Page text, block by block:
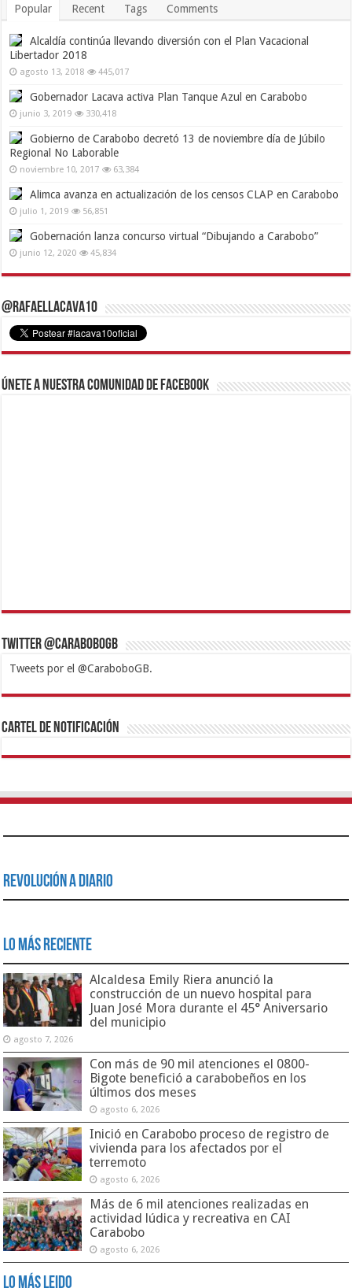
Popular Recent Tags Comments
Alcaldía continúa llevando diversión con el Plan Vacacional
Libertador 2018
agosto 13, 2018 445,017
Gobernador Lacava activa Plan Tanque Azul en Carabobo
junio 3, 2019 330,418
Gobierno de Carabobo decretó 13 de noviembre día de Júbilo
Regional No Laborable
noviembre 10, 2017 63,384
Alimca avanza en actualización de los censos CLAP en Carabobo
julio 1, 2019 56,851
Gobernación lanza concurso virtual “Dibujando a Carabobo”
junio 12, 2020 45,834
@RafaelLacava10
Únete a nuestra comunidad de Facebook
Twitter @CaraboboGB
Tweets por el @CaraboboGB.
1xbetBetturkeyBetistKralbetSupertotobetTipobetMatadorbetMariobet
https://mvbcasino.com/
Cartel de Notificación
Revolución a Diario
Lo Más Reciente
Alcaldesa Emily Riera anunció la
construcción de un nuevo hospital para
Juan José Mora durante el 45° Aniversario
del municipio
agosto 7, 2026
Con más de 90 mil atenciones el 0800-
Bigote benefició a carabobeños en los
últimos dos meses
agosto 6, 2026
Inició en Carabobo proceso de registro de
vivienda para los afectados por el
terremoto
agosto 6, 2026
Más de 6 mil atenciones realizadas en
actividad lúdica y recreativa en CAI
Carabobo
agosto 6, 2026
Lo Más Leido